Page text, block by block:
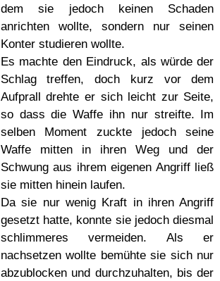
dem sie jedoch keinen Schaden
anrichten wollte, sondern nur seinen
Konter studieren wollte.
Es machte den Eindruck, als würde der
Schlag treffen, doch kurz vor dem
Aufprall drehte er sich leicht zur Seite,
so dass die Waffe ihn nur streifte. Im
selben Moment zuckte jedoch seine
Waffe mitten in ihren Weg und der
Schwung aus ihrem eigenen Angriff ließ
sie mitten hinein laufen.
Da sie nur wenig Kraft in ihren Angriff
gesetzt hatte, konnte sie jedoch diesmal
schlimmeres vermeiden. Als er
nachsetzen wollte bemühte sie sich nur
abzublocken und durchzuhalten, bis der